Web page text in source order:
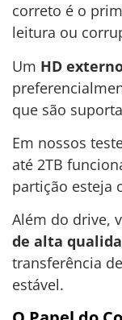
correto é o
leitura ou
Um HD
que são
Em nossos
até 2TB
partição esteja
Além do drive,
de alta
transferência
estável.